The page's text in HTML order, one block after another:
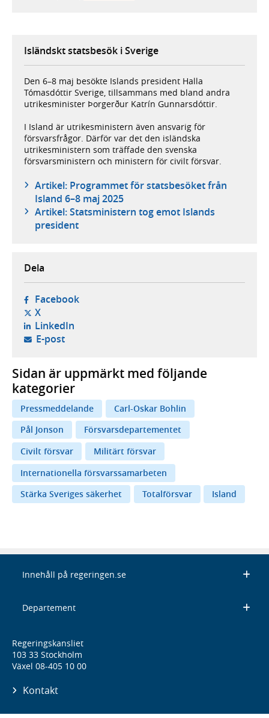
Isländskt statsbesök i Sverige
Den 6–8 maj besökte Islands president Halla
Tómasdóttir Sverige, tillsammans med bland andra
utrikesminister Þorgerður Katrín Gunnarsdóttir.
I Island är utrikesministern även ansvarig för
försvarsfrågor. Därför var det den isländska
utrikesministern som träffade den svenska
försvarsministern och ministern för civilt försvar.
Artikel: Programmet för statsbesöket från
Island 6–8 maj 2025
Artikel: Statsministern tog emot Islands
president
Dela
Facebook- öppnas i ny flik, extern webbplats,
X- öppnas i ny flik, extern webbplats,
LinkedIn- öppnas i ny flik, extern webbplats,
E-post- öppnar din e-postklient,
Sidan är uppmärkt med följande
kategorier
Pressmeddelande
Carl-Oskar Bohlin
Pål Jonson
Försvarsdepartementet
Civilt försvar
Militärt försvar
Internationella försvarssamarbeten
Stärka Sveriges säkerhet
Totalförsvar Island
Innehåll på regeringen.se
Departement
Regeringskansliet
103 33 Stockholm
Växel 08-405 10 00
Kontakt